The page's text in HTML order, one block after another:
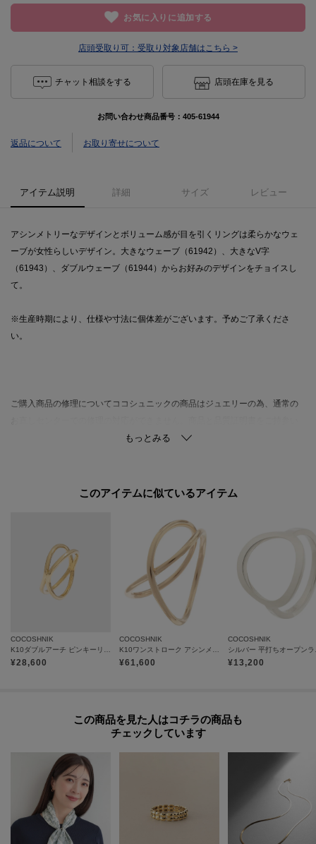
お気に入りに追加する
店頭受取り可： 受取り対象店舗はこちら >
チャット相談をする 店頭在庫を見る
お問い合わせ商品番号： 405-61944
返品について お取り寄せについて
アイテム説明 詳細 サイズ レビュー
アシンメトリーなデザインとボリューム感が目を引くリングは柔らかなウェ
ーブが女性らしいデザイン。大きなウェーブ（61942）、大きなV字
（61943）、ダブルウェーブ（61944）からお好みのデザインをチョイスし
て。
※生産時期により、仕様や寸法に個体差がございます。予めご了承くださ
い。
ご購入商品の修理についてココシュニックの商品はジュエリーの為、通常の
ただき、お近くの直営店へお持込下さい。お修理内容によっては有償の場合
Can Cam 2022年 8月号 掲載 Can Cam 2022年 7月号 掲載
MORE 2022年 4月号 掲載
このアイテムに似ているアイテム
COCOSHNIK
K10ダブルアーチ ピンキーリング
¥28,600
COCOSHNIK
K10ワンストローク アシンメトリー Ｘリング
¥61,600
COCOSHNIK
シル
¥13,200
この商品を見た人はコチラの商品も
チェックしています